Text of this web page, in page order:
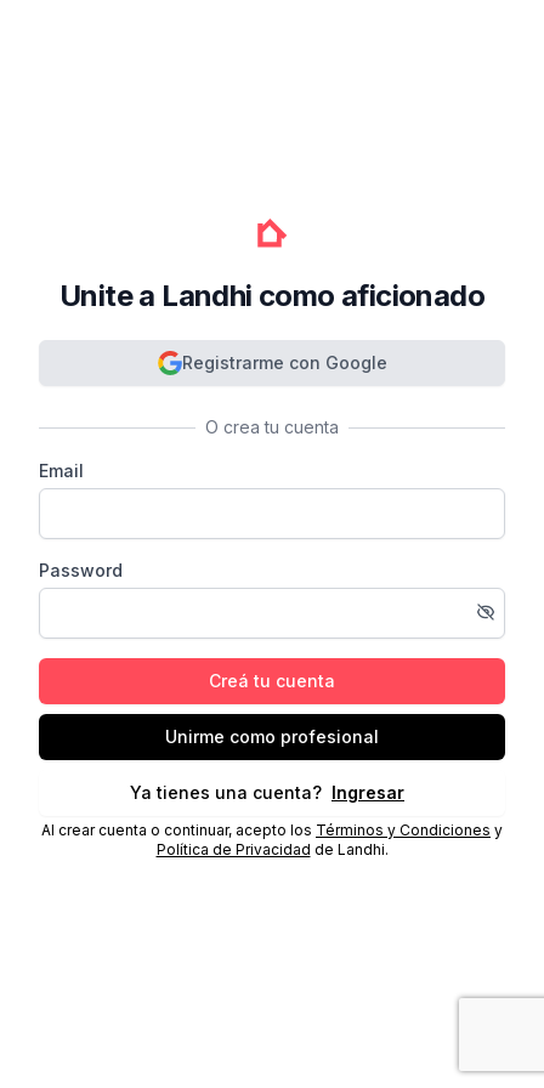
Unite a Landhi como aficionado
Registrarme con Google
O crea tu cuenta
Email
Password
Creá tu cuenta
Unirme como profesional
Ya tienes una cuenta? Ingresar
Al crear cuenta o continuar, acepto los Términos y Condiciones y
Política de Privacidad de Landhi.